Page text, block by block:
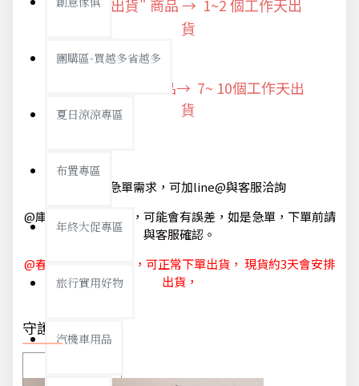
團購區-買越多省越多
夏日涼涼專區
布置專區
年終大促專區
旅行實用好物
汽機車用品
"快速出貨" 商品 → 1~2 個工作天出
貨
"預購商品" 商品→ 7~ 10個工作天出
貨
@如有急單需求，可加line@與客服洽詢
@庫存狀態隨時更新，可能會有誤差，如是急單，下單前請
與客服確認。
@春節休節 1/29~2/6，可正常下單出貨， 現貨約3天會安排
出貨，
守護你我